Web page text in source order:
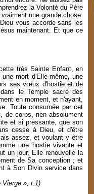
la Volonté du Père
une grande chose.
vous accorde sans les
maintenant. Et que ce
très Sainte Enfant, en
mort d'Elle-même, une
ses vœux d'hostie et de
le Temple sacré des
en moment, et n'ayant,
Toute consumée par cet
de corps, rien absolument
et si pressante, que son
cesse à Dieu, et d'être
assez, et voulant y être
une hostie vivante et
un jour, Elle renouvelle la
de Sa conception ; et
à Son Divin service dans
Vierge », t.1)